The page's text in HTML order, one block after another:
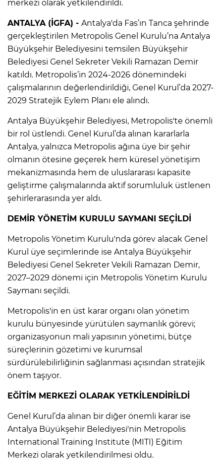
merkezi olarak yetkilendirildi.
ANTALYA (İGFA) - Antalya'da Fas’ın Tanca şehrinde
gerçekleştirilen Metropolis Genel Kurulu’na Antalya
Büyükşehir Belediyesini temsilen Büyükşehir
Belediyesi Genel Sekreter Vekili Ramazan Demir
katıldı. Metropolis’in 2024-2026 dönemindeki
çalışmalarının değerlendirildiği, Genel Kurul’da 2027-
2029 Stratejik Eylem Planı ele alındı.
Antalya Büyükşehir Belediyesi, Metropolis'te önemli
bir rol üstlendi. Genel Kurul’da alınan kararlarla
Antalya, yalnızca Metropolis ağına üye bir şehir
olmanın ötesine geçerek hem küresel yönetişim
mekanizmasında hem de uluslararası kapasite
geliştirme çalışmalarında aktif sorumluluk üstlenen
şehirlerarasında yer aldı.
DEMİR YÖNETİM KURULU SAYMANI SEÇİLDİ
Metropolis Yönetim Kurulu'nda görev alacak Genel
Kurul üye seçimlerinde ise Antalya Büyükşehir
Belediyesi Genel Sekreter Vekili Ramazan Demir,
2027–2029 dönemi için Metropolis Yönetim Kurulu
Saymanı seçildi.
Metropolis'in en üst karar organı olan yönetim
kurulu bünyesinde yürütülen saymanlık görevi;
organizasyonun mali yapısının yönetimi, bütçe
süreçlerinin gözetimi ve kurumsal
sürdürülebilirliğinin sağlanması açısından stratejik
önem taşıyor.
EĞİTİM MERKEZİ OLARAK YETKİLENDİRİLDİ
Genel Kurul’da alınan bir diğer önemli karar ise
Antalya Büyükşehir Belediyesi'nin Metropolis
International Training Institute (MITI) Eğitim
Merkezi olarak yetkilendirilmesi oldu.